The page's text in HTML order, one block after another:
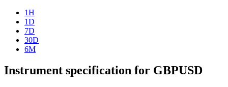
1H
1D
7D
30D
6M
Instrument specification for GBPUSD